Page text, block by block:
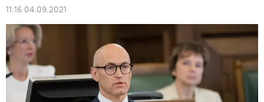
11:16 04.09.2021